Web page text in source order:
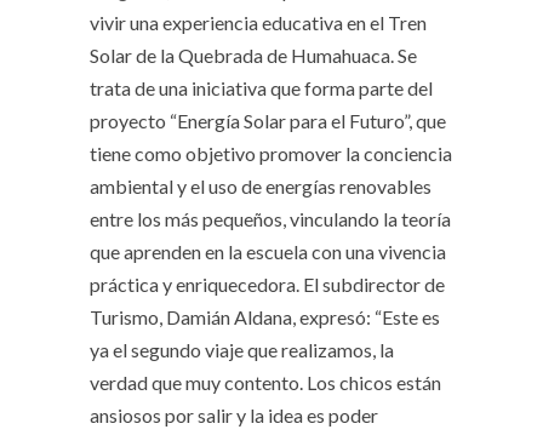
vivir una experiencia educativa en el Tren
Solar de la Quebrada de Humahuaca. Se
trata de una iniciativa que forma parte del
proyecto “Energía Solar para el Futuro”, que
tiene como objetivo promover la conciencia
ambiental y el uso de energías renovables
entre los más pequeños, vinculando la teoría
que aprenden en la escuela con una vivencia
práctica y enriquecedora. El subdirector de
Turismo, Damián Aldana, expresó: “Este es
ya el segundo viaje que realizamos, la
verdad que muy contento. Los chicos están
ansiosos por salir y la idea es poder